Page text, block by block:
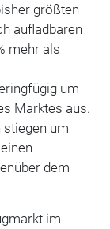
größten
aufladbaren
mehr als
um
Marktes aus.
stiegen um
dem
im